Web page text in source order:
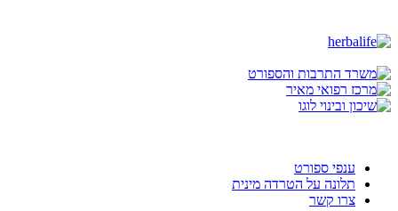
ענפי ספורט
תלונה על הטרדה מינית
צרו קשר